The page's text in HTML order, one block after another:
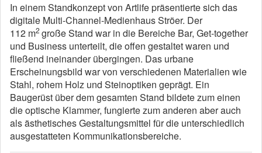
In einem Standkonzept von Artlife präsentierte sich das
digitale Multi-Channel-Medienhaus Ströer. Der
112 m2 große Stand war in die Bereiche Bar, Get-together
und Business unterteilt, die offen gestaltet waren und
fließend ineinander übergingen. Das urbane
Erscheinungsbild war von verschiedenen Materialien wie
Stahl, rohem Holz und Steinoptiken geprägt. Ein
Baugerüst über dem gesamten Stand bildete zum einen
die optische Klammer, fungierte zum anderen aber auch
als ästhetisches Gestaltungsmittel für die unterschiedlich
ausgestatteten Kommunikationsbereiche.